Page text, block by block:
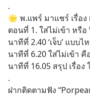
.
🌟 พ.แพร์ มาแชร์ เรื่อง
ตอนที่ 1. ใส่ไม่เข้า หรือ
นาทีที่ 2.40 ‘เจ็บ’ แบบ
นาทีที่ 6.20 ใส่ไม่เข้า คื
นาทีที่ 16.05 สรุป เรื่อง
.
ฝากติดตามฟัง